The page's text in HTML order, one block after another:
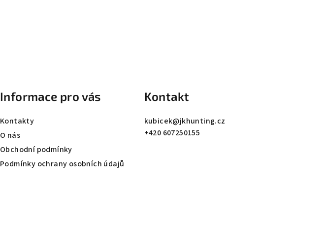
Informace pro vás
Kontakty
O nás
Obchodní podmínky
Podmínky ochrany osobních údajů
Kontakt
kubicek@jkhunting.cz
+420 607250155